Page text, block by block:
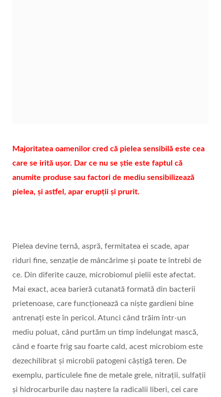
Majoritatea oamenilor cred că pielea sensibilă este cea
care se irită ușor. Dar ce nu se știe este faptul că
anumite produse sau factori de mediu sensibilizează
pielea, și astfel, apar erupții și prurit.
Pielea devine ternă, aspră, fermitatea ei scade, apar
riduri fine, senzație de mâncărime și poate te întrebi de
ce. Din diferite cauze, microbiomul pielii este afectat.
Mai exact, acea barieră cutanată formată din bacterii
prietenoase, care funcționează ca niște gardieni bine
antrenați este în pericol. Atunci când trăim într-un
mediu poluat, când purtăm un timp îndelungat mască,
când e foarte frig sau foarte cald, acest microbiom este
dezechilibrat și microbii patogeni câștigă teren. De
exemplu, particulele fine de metale grele, nitrații, sulfații
și hidrocarburile dau naștere la radicalii liberi, cei care